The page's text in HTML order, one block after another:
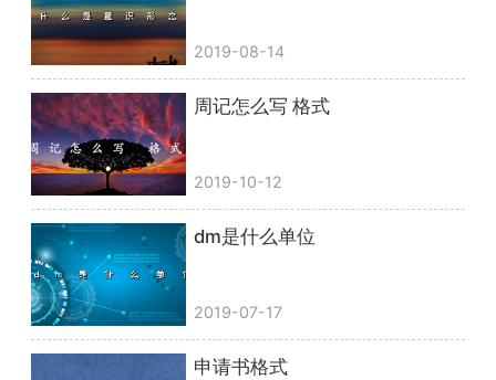
2019-08-14
周记怎么写 格式
2019-10-12
dm是什么单位
2019-07-17
申请书格式